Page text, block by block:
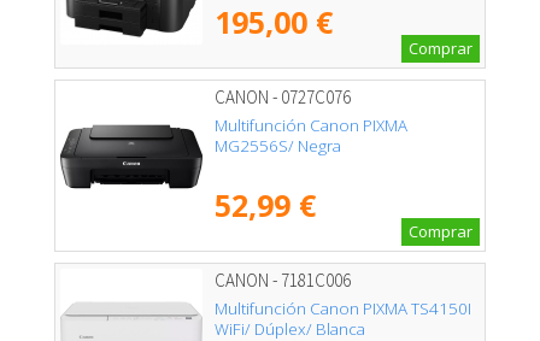
195,00 €
Comprar
CANON - 0727C076
Multifunción Canon PIXMA
MG2556S/ Negra
52,99 €
Comprar
CANON - 7181C006
Multifunción Canon PIXMA TS4150I
WiFi/ Dúplex/ Blanca